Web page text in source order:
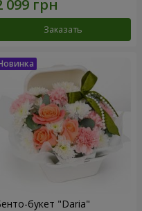
Заказать
букет "Daria"